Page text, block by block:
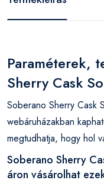
Paraméterek,
Sherry Cask
Soberano Sherry Cask
webáruházakban
megtudhatja, hogy hol
Soberano Sherry
áron vásárolhat